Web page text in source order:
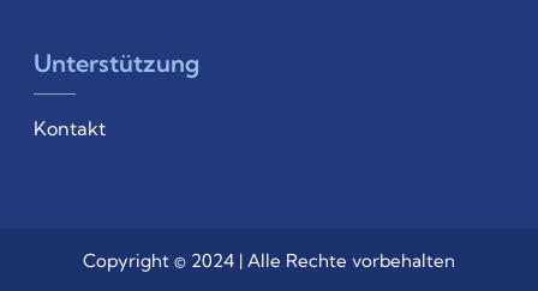
Unterstützung
Kontakt
Copyright © 2024 | Alle Rechte vorbehalten